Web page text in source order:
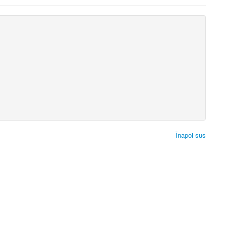
Înapoi sus